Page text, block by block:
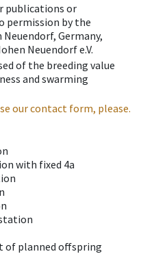
publications or
permission by the
Germany,
Neuendorf e.V.
of the breeding value
and swarming
our contact form, please.
with fixed 4a
of planned offspring